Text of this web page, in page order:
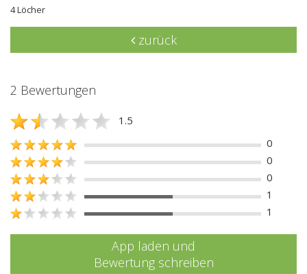
4 Löcher
zurück
2 Bewertungen
1.5
0
0
0
1
1
App laden und
Bewertung schreiben